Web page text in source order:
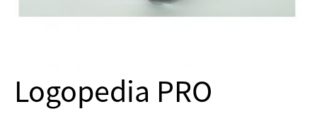
Logopedia PRO